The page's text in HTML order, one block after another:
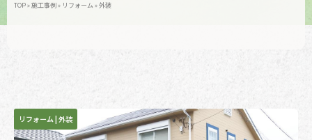
TOP»施工事例» リフォーム »外装
リフォーム| 外装